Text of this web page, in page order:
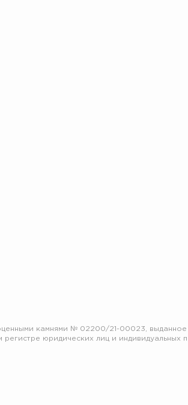
юридических лиц и индивидуальных